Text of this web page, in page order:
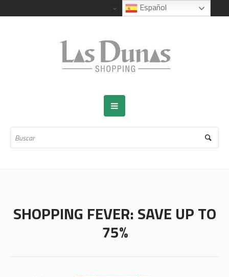
SHOPPING FEVER: SAVE UP TO
75%
Español